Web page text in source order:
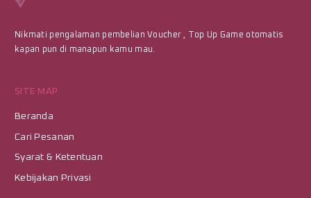
Nikmati pengalaman pembelian Voucher , Top Up Game otomatis
kapan pun di manapun kamu mau.
SITE MAP
Beranda
Cari Pesanan
Syarat & Ketentuan
Kebijakan Privasi